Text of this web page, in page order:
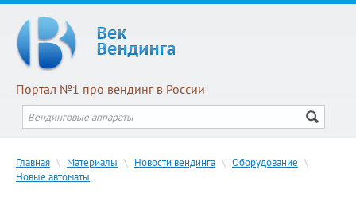
Портал №1 про вендинг в России
Главная \ Материалы \ Новости вендинга \ Оборудование \
Новые автоматы